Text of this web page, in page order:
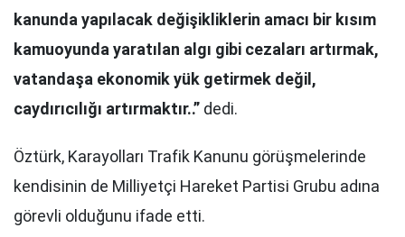
kanunda yapılacak değişikliklerin amacı bir kısım
kamuoyunda yaratılan algı gibi cezaları artırmak,
vatandaşa ekonomik yük getirmek değil,
caydırıcılığı artırmaktır..” dedi.
Öztürk, Karayolları Trafik Kanunu görüşmelerinde
kendisinin de Milliyetçi Hareket Partisi Grubu adına
görevli olduğunu ifade etti.